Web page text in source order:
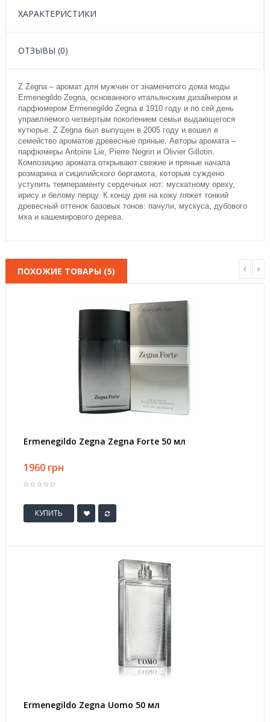
ХАРАКТЕРИСТИКИ
ОТЗЫВЫ (0)
Z Zegna – аромат для мужчин от знаменитого дома моды
Ermenegildo Zegna, основанного итальянским дизайнером и
парфюмером Ermenegildo Zegna в 1910 году и по сей день
управляемого четвертым поколением семьи выдающегося
кутюрье. Z Zegna был выпущен в 2005 году и вошел в
семейство ароматов древесные пряные. Авторы аромата –
парфюмеры Antoine Lie, Pierre Negrin и Olivier Gillotin.
Композицию аромата открывают свежие и пряные начала
розмарина и сицилийского бергамота, которым суждено
уступить темпераменту сердечных нот: мускатному ореху,
ирису и белому перцу. К концу дня на кожу ляжет тонкий
древесный оттенок базовых тонов: пачули, мускуса, дубового
мха и кашемирового дерева.
ПОХОЖИЕ ТОВАРЫ (5)
Ermenegildo Zegna Zegna Forte 50 мл
1960 грн
КУПИТЬ
Ermenegildo Zegna Uomo 50 мл